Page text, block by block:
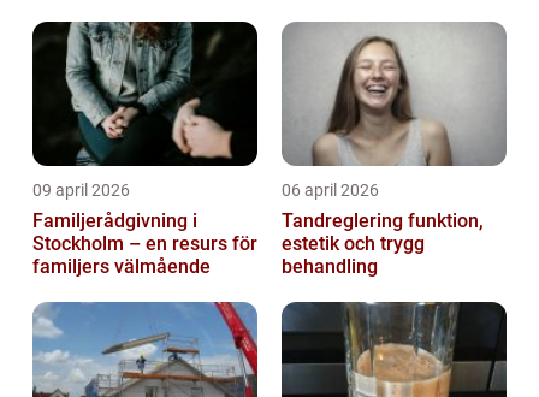
09 april 2026
Familjerådgivning i
Stockholm – en resurs för
familjers välmående
06 april 2026
Tandreglering funktion,
estetik och trygg
behandling